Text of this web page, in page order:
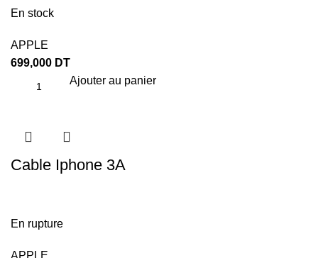
En stock
APPLE
699,000 DT
Ajouter au panier
Cable Iphone 3A
En rupture